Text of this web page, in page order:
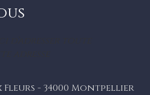
Fleurs - 34000 Montpellier